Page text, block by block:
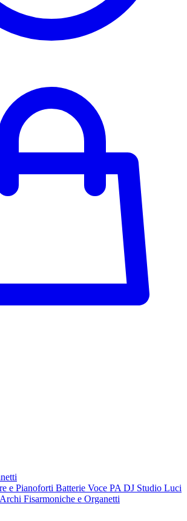
e Pianoforti Batterie Voce PA DJ Studio Luci
Archi Fisarmoniche e Organetti